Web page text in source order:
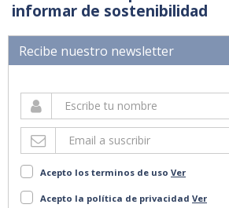
informar de sostenibilidad
Recibe nuestro newsletter
Acepto los terminos de uso Ver
Acepto la política de privacidad Ver